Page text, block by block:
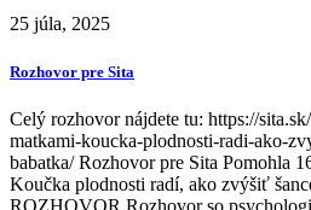
25 júla, 2025
Rozhovor pre Sita
Celý rozhovor nájdete tu: https://
matkami-koucka-plodnosti-radi-ako-
babatka/ Rozhovor pre Sita Pomohla
Koučka plodnosti radí, ako zvýšiť
ROZHOVOR Rozhovor so